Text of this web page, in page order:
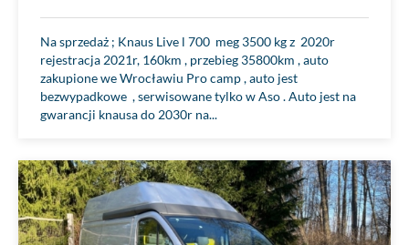
Na sprzedaż ; Knaus Live l 700 meg 3500 kg z 2020r
rejestracja 2021r, 160km , przebieg 35800km , auto
zakupione we Wrocławiu Pro camp , auto jest
bezwypadkowe , serwisowane tylko w Aso . Auto jest na
gwarancji knausa do 2030r na...